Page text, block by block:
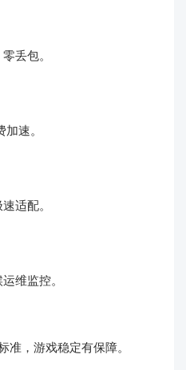
丢包。
速。
适配。
维监控。
准，游戏稳定有保障。